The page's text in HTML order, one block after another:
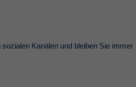
Kanälen und bleiben Sie immer